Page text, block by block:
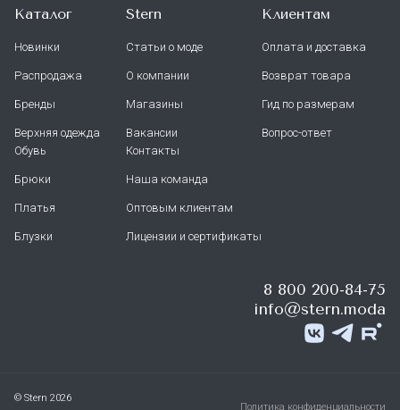
Каталог
Новинки
Распродажа
Бренды
Верхняя одежда
Обувь
Брюки
Платья
Блузки
Stern
Статьи о моде
О компании
Магазины
Вакансии
Контакты
Наша команда
Оптовым клиентам
Лицензии и сертификаты
Клиентам
Оплата и доставка
Возврат товара
Гид по размерам
Вопрос-ответ
8 800 200-84-75
info@stern.moda
© Stern 2026
Политика конфиденциальности